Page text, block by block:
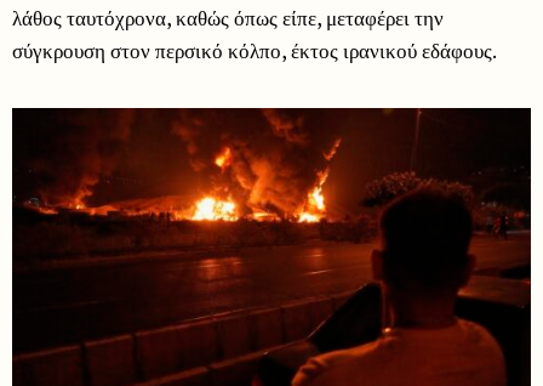
λάθος ταυτόχρονα, καθώς όπως είπε, μεταφέρει την
σύγκρουση στον περσικό κόλπο, έκτος ιρανικού εδάφους.